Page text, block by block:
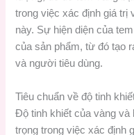
trong việc xác định giá trị
này. Sự hiện diện của
của sản phẩm, từ đó tạo
và người tiêu dùng.
Tiêu chuẩn về độ tinh
Độ tinh khiết của vàng và
trọng trong việc xác định